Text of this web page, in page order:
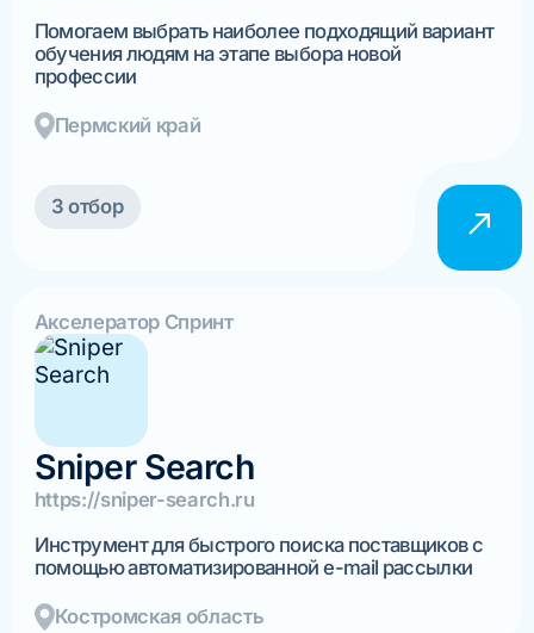
Помогаем выбрать наиболее подходящий вариант
обучения людям на этапе выбора новой
профессии
Пермский край
3 отбор
Акселератор Спринт
Sniper Search
https://sniper-search.ru
Инструмент для быстрого поиска поставщиков с
помощью автоматизированной e-mail рассылки
Костромская область